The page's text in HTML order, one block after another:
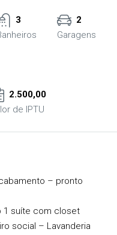
3
2
Garagens
2.500,00
de IPTU
– pronto
1 suíte com closet
social – Lavanderia